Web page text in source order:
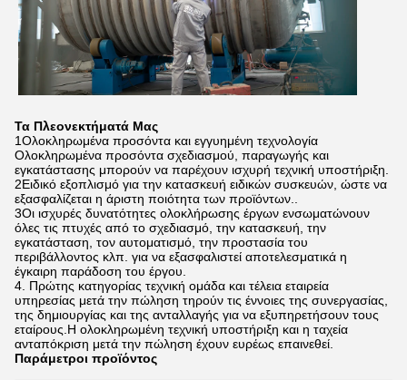
Τα Πλεονεκτήματά Μας
1Ολοκληρωμένα προσόντα και εγγυημένη τεχνολογία
Ολοκληρωμένα προσόντα σχεδιασμού, παραγωγής και
εγκατάστασης μπορούν να παρέχουν ισχυρή τεχνική υποστήριξη.
2Ειδικό εξοπλισμό για την κατασκευή ειδικών συσκευών, ώστε να
εξασφαλίζεται η άριστη ποιότητα των προϊόντων..
3Οι ισχυρές δυνατότητες ολοκλήρωσης έργων ενσωματώνουν
όλες τις πτυχές από το σχεδιασμό, την κατασκευή, την
εγκατάσταση, τον αυτοματισμό, την προστασία του
περιβάλλοντος κλπ. για να εξασφαλιστεί αποτελεσματικά η
έγκαιρη παράδοση του έργου.
4. Πρώτης κατηγορίας τεχνική ομάδα και τέλεια εταιρεία
υπηρεσίας μετά την πώληση τηρούν τις έννοιες της συνεργασίας,
της δημιουργίας και της ανταλλαγής για να εξυπηρετήσουν τους
εταίρους.Η ολοκληρωμένη τεχνική υποστήριξη και η ταχεία
ανταπόκριση μετά την πώληση έχουν ευρέως επαινεθεί.
Παράμετροι προϊόντος